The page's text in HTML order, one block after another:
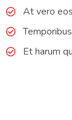
At vero
Et harum